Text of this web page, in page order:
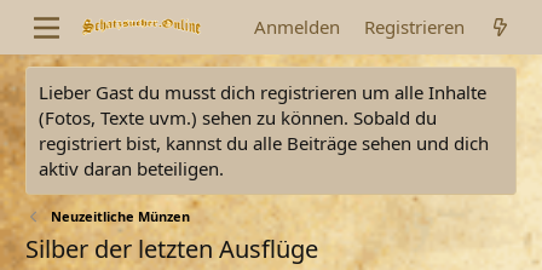
Anmelden Registrieren
Lieber Gast du musst dich registrieren um alle Inhalte
(Fotos, Texte uvm.) sehen zu können. Sobald du
registriert bist, kannst du alle Beiträge sehen und dich
aktiv daran beteiligen.
Neuzeitliche Münzen
Silber der letzten Ausflüge